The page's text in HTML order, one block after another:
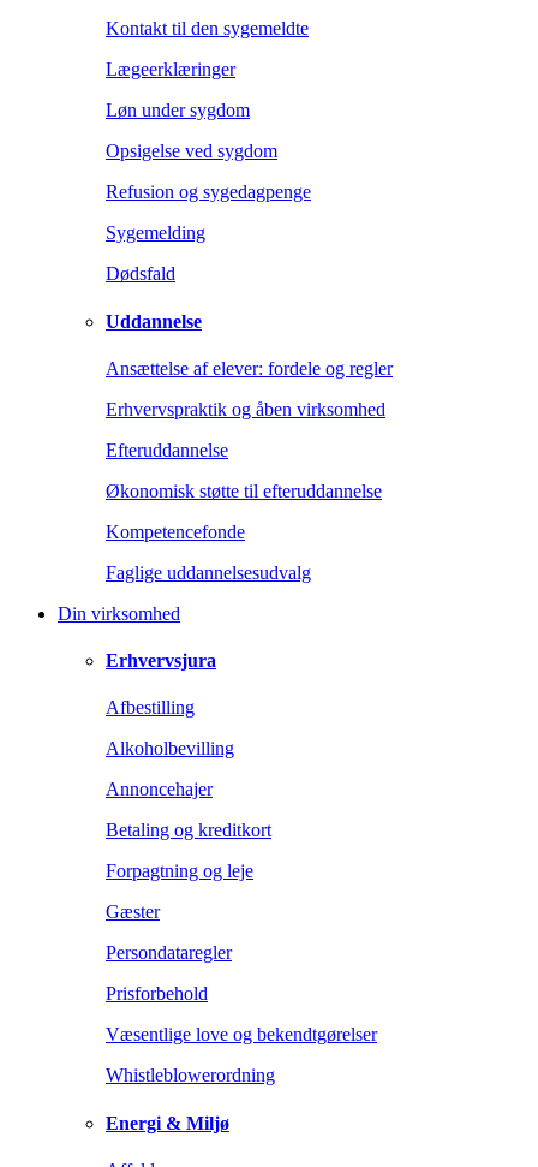
Kontakt til den sygemeldte
Lægeerklæringer
Løn under sygdom
Opsigelse ved sygdom
Refusion og sygedagpenge
Sygemelding
Dødsfald
Uddannelse
Ansættelse af elever: fordele og regler
Erhvervspraktik og åben virksomhed
Efteruddannelse
Økonomisk støtte til efteruddannelse
Kompetencefonde
Faglige uddannelsesudvalg
Din virksomhed
Erhvervsjura
Afbestilling
Alkoholbevilling
Annoncehajer
Betaling og kreditkort
Forpagtning og leje
Gæster
Persondataregler
Prisforbehold
Væsentlige love og bekendtgørelser
Whistleblowerordning
Energi & Miljø